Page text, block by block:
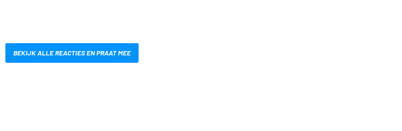
BEKIJK ALLE REACTIES EN PRAAT MEE